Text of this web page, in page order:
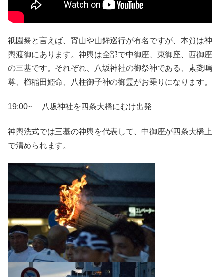
祇園祭と言えば、宵山や山鉾巡行が有名ですが、本質は神
輿渡御にあります。神輿は全部で中御座、東御座、西御座
の三基です。それぞれ、八坂神社の御祭神である、素戔嗚
尊、櫛稲田姫命、八柱御子神の御霊がお乗りになります。
19:00~ 八坂神社を四条大橋にむけ出発
神輿洗式では三基の神輿を代表して、中御座が四条大橋上
で清められます。